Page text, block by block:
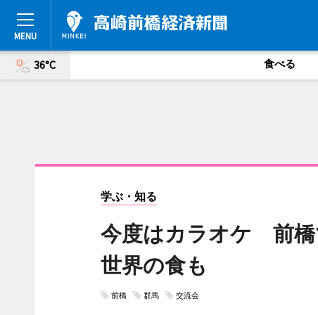
36°C 食べる
学ぶ・知る
今度はカラオケ 前橋
世界の食も
前橋 群馬 交流会